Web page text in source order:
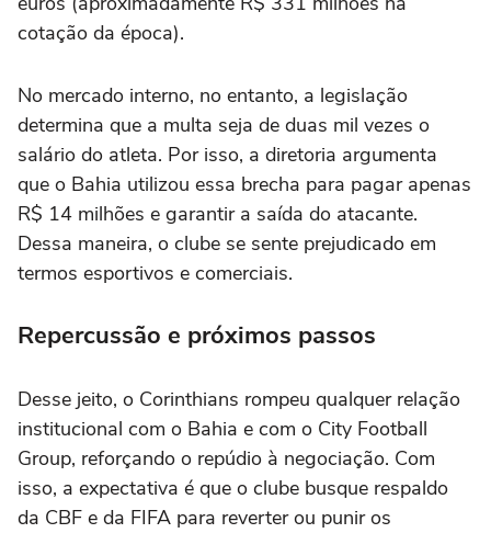
cotação da época).
No mercado interno, no entanto, a legislação
determina que a multa seja de duas mil vezes o
salário do atleta. Por isso, a diretoria argumenta
que o Bahia utilizou essa brecha para pagar apenas
R$ 14 milhões e garantir a saída do atacante.
Dessa maneira, o clube se sente prejudicado em
termos esportivos e comerciais.
Repercussão e próximos passos
Desse jeito, o Corinthians rompeu qualquer relação
institucional com o Bahia e com o City Football
Group, reforçando o repúdio à negociação. Com
isso, a expectativa é que o clube busque respaldo
da CBF e da FIFA para reverter ou punir os